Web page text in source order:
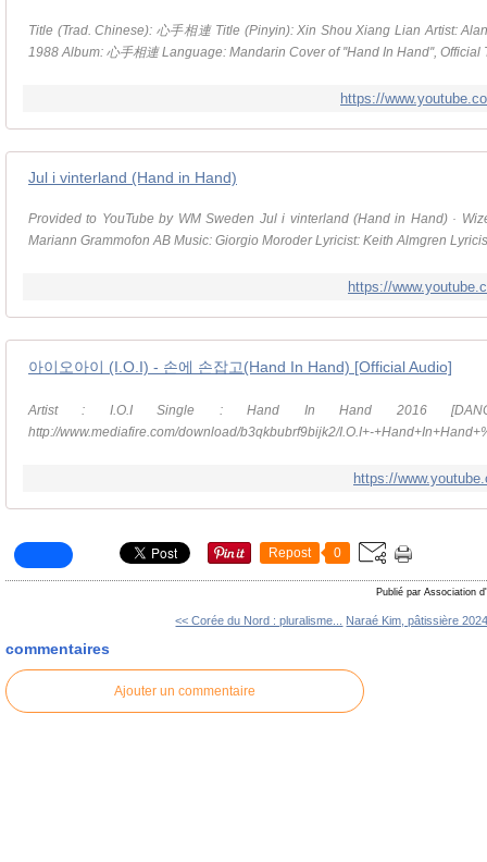
Title (Trad. Chinese): 心手相連 Title (Pinyin): Xin Shou Xiang Lian Artist:
1988 Album: 心手相連 Language: Mandarin Cover of ''Hand In Hand'', Official
https://
Jul i vinterland (Hand in Hand)
Provided to YouTube by WM Sweden Jul i vinterland (Hand in Hand) ·
Mariann Grammofon AB Music: Giorgio Moroder Lyricist: Keith Almgren
https://
아이오아이 (I.O.I) - 손에 손잡고(Hand In Hand) [Official Audio]
Artist : I.O.I Single : Hand In Hand 2016
http://www.mediafire.com/download/b3qkbubrf9bijk2/I.O.I+-
https://
Repost 0
Publié par Association
<< Corée du Nord : pluralisme... Naraé Kim, pâtissière
commentaires
Ajouter un commentaire